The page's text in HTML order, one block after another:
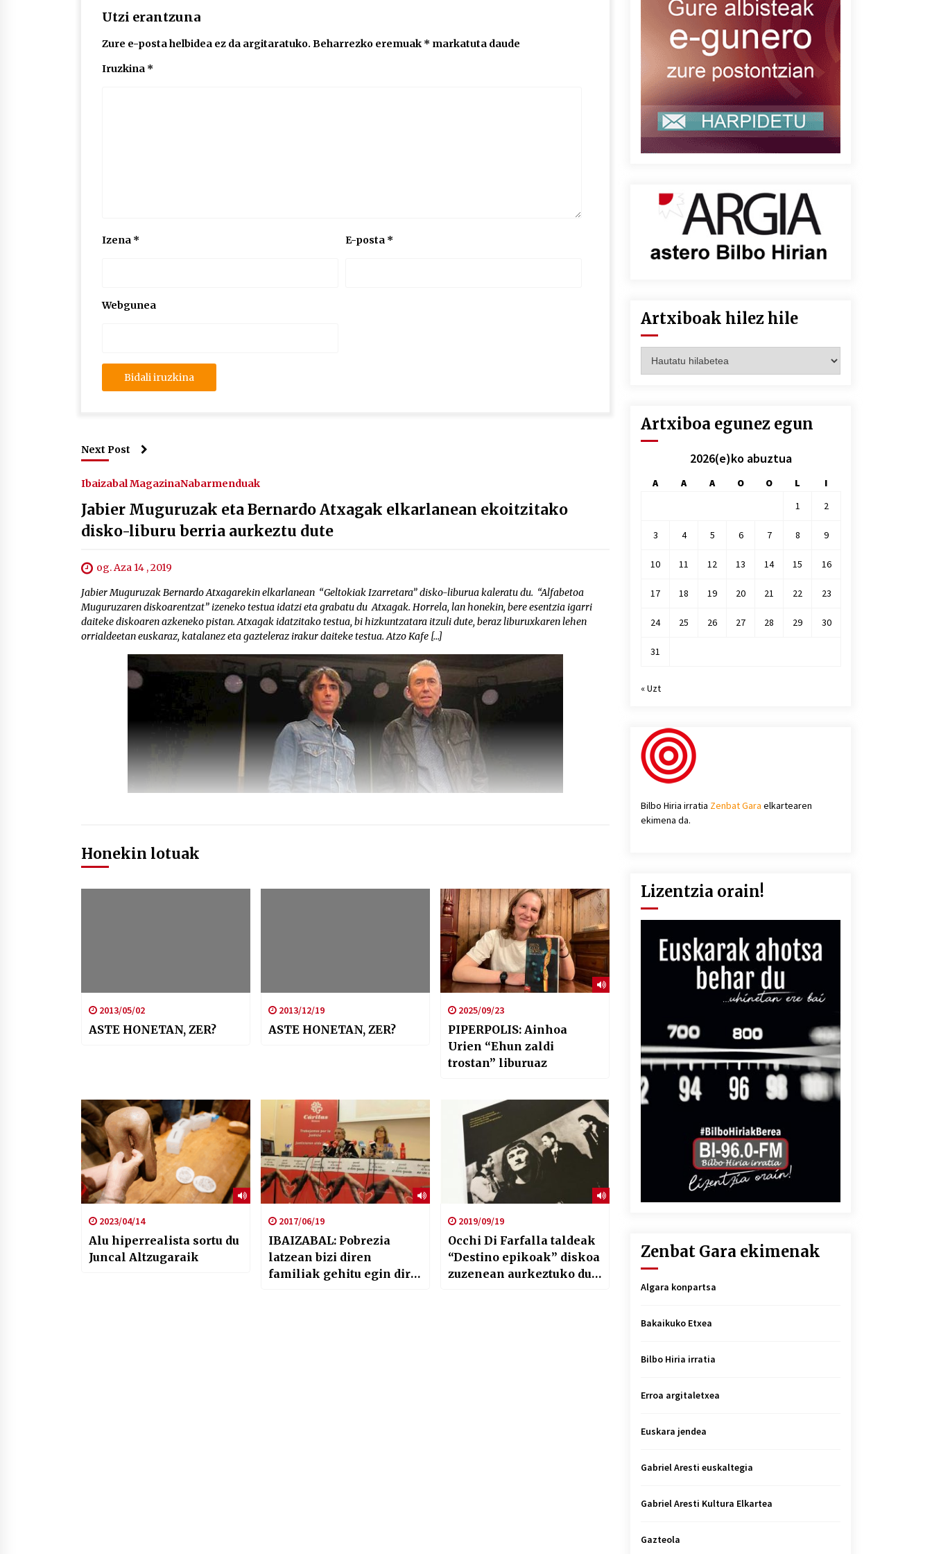
Utzi erantzuna
Zure e-posta helbidea ez da argitaratuko. Beharrezko eremuak * markatuta daude
Iruzkina *
Izena * E-posta *
Webgunea
Next Post
Ibaizabal MagazinaNabarmenduak
Jabier Muguruzak eta Bernardo Atxagak elkarlanean ekoitzitako
disko-liburu berria aurkeztu dute
og. Aza 14 , 2019
Jabier Muguruzak Bernardo Atxagarekin elkarlanean “Geltokiak Izarretara” disko-liburua kaleratu du. “Alfabetoa
Muguruzaren diskoarentzat” izeneko testua idatzi eta grabatu du Atxagak. Horrela, lan honekin, bere esentzia igarri
daiteke diskoaren azkeneko pistan. Atxagak idatzitako testua, bi hizkuntzatara itzuli dute, beraz liburuxkaren lehen
orrialdeetan euskaraz, katalanez eta gazteleraz irakur daiteke testua. Atzo Kafe […]
Honekin lotuak
2013/05/02
ASTE HONETAN, ZER?
2013/12/19
ASTE HONETAN, ZER?
2025/09/23
PIPERPOLIS: Ainhoa
Urien “Ehun zaldi
trostan” liburuaz
2023/04/14
Alu hiperrealista sortu du
Juncal Altzugaraik
2017/06/19
IBAIZABAL: Pobrezia
latzean bizi diren
familiak gehitu egin dira
2019/09/19
Occhi Di Farfalla taldeak
“Destino epikoak” diskoa
zuzenean aurkeztuko du
Artxiboak hilez hile
hilez
Artxiboa egunez egun
2026(e)ko abuztua
A A A O O L
I
1
2
3 4 5 6 7 8 9
10 11 12 13 14 15 16
17 18 19 20 21 22 23
24 25 26 27 28 29 30
31
« Uzt
Bilbo Hiria irratia Zenbat Gara elkartearen
ekimena da.
Lizentzia orain!
Zenbat Gara ekimenak
Algara konpartsa
Bakaikuko Etxea
Bilbo Hiria irratia
Erroa argitaletxea
Euskara jendea
Gabriel Aresti euskaltegia
Gabriel Aresti Kultura Elkartea
Gazteola